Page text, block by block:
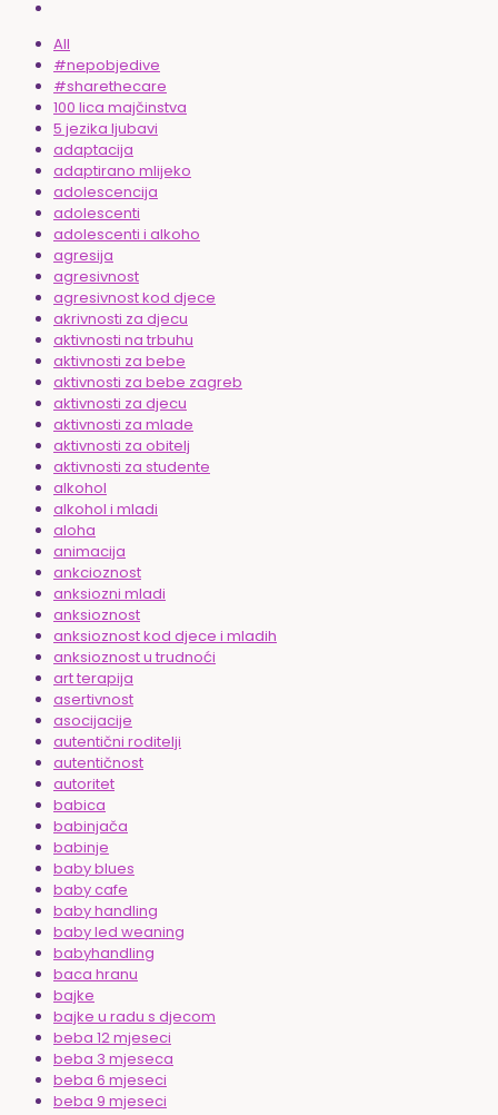
All
#nepobjedive
#sharethecare
100 lica majčinstva
5 jezika ljubavi
adaptacija
adaptirano mlijeko
adolescencija
adolescenti
adolescenti i alkoho
agresija
agresivnost
agresivnost kod djece
akrivnosti za djecu
aktivnosti na trbuhu
aktivnosti za bebe
aktivnosti za bebe zagreb
aktivnosti za djecu
aktivnosti za mlade
aktivnosti za obitelj
aktivnosti za studente
alkohol
alkohol i mladi
aloha
animacija
ankcioznost
anksiozni mladi
anksioznost
anksioznost kod djece i mladih
anksioznost u trudnoći
art terapija
asertivnost
asocijacije
autentični roditelji
autentičnost
autoritet
babica
babinjača
babinje
baby blues
baby cafe
baby handling
baby led weaning
babyhandling
baca hranu
bajke
bajke u radu s djecom
beba 12 mjeseci
beba 3 mjeseca
beba 6 mjeseci
beba 9 mjeseci